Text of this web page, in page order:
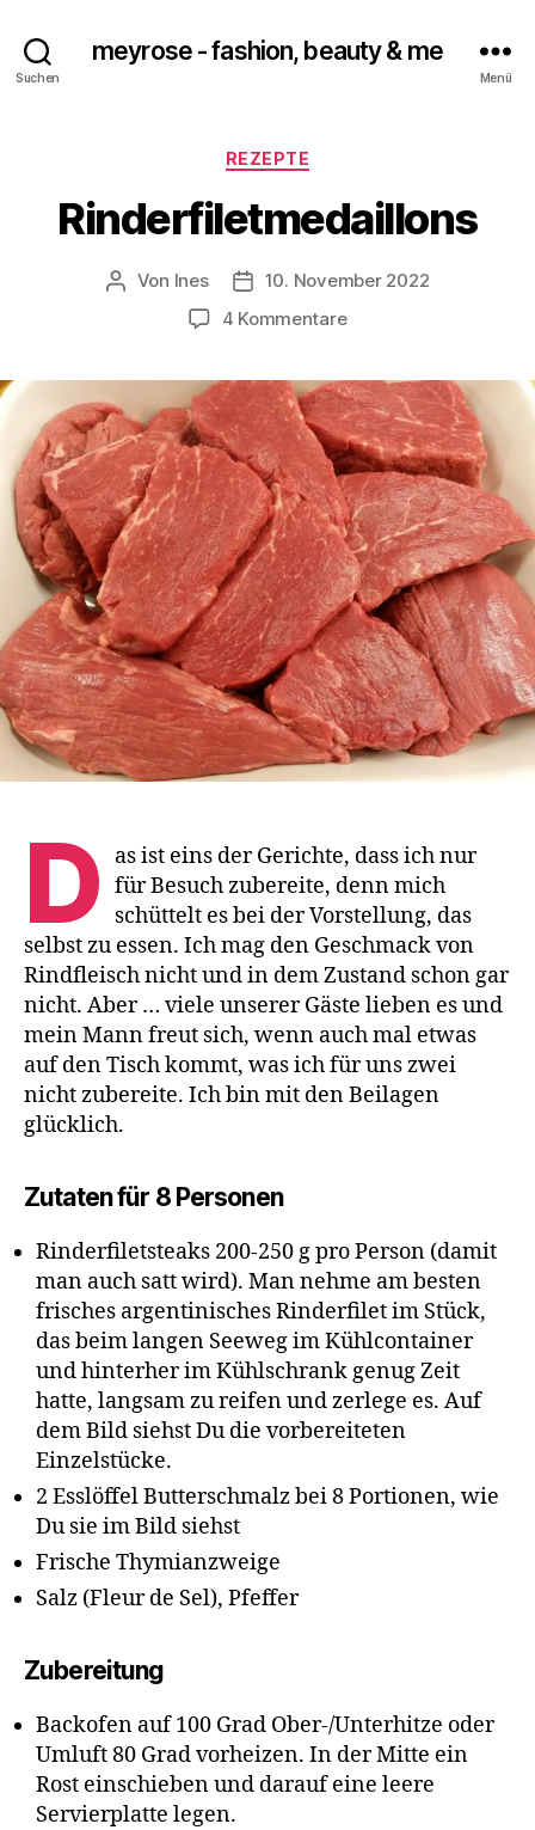
Suchen
meyrose - fashion, beauty & me
Menü
Kategorien
REZEPTE
Rinderfiletmedaillons
Beitragsautor
Von Ines Veröffentlichungsdatum
10. November 2022
4 Kommentarezu
D
as ist eins der Gerichte, dass ich nur
für Besuch zubereite, denn mich
schüttelt es bei der Vorstellung, das
selbst zu essen. Ich mag den Geschmack von
Rindfleisch nicht und in dem Zustand schon gar
nicht. Aber … viele unserer Gäste lieben es und
mein Mann freut sich, wenn auch mal etwas
auf den Tisch kommt, was ich für uns zwei
nicht zubereite. Ich bin mit den Beilagen
glücklich.
Zutaten für 8 Personen
Rinderfiletsteaks 200-250 g pro Person (damit
man auch satt wird). Man nehme am besten
frisches argentinisches Rinderfilet im Stück,
das beim langen Seeweg im Kühlcontainer
und hinterher im Kühlschrank genug Zeit
hatte, langsam zu reifen und zerlege es. Auf
dem Bild siehst Du die vorbereiteten
Einzelstücke.
2 Esslöffel Butterschmalz bei 8 Portionen, wie
Du sie im Bild siehst
Frische Thymianzweige
Salz (Fleur de Sel), Pfeffer
Zubereitung
Backofen auf 100 Grad Ober-/Unterhitze oder
Umluft 80 Grad vorheizen. In der Mitte ein
Rost einschieben und darauf eine leere
Servierplatte legen.